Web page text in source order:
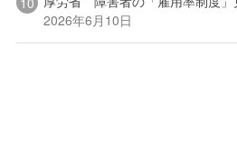
2026年6月10日